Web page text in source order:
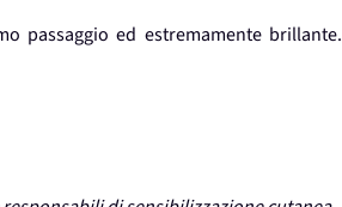
passaggio ed estremamente brillante.